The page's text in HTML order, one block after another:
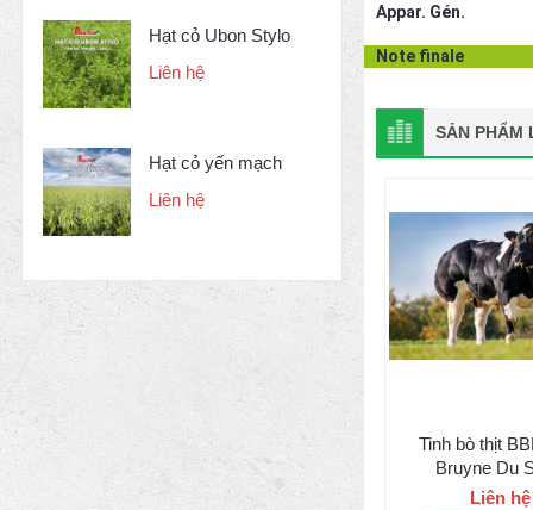
Hạt cỏ Ubon Stylo
Liên hệ
Hạt cỏ yến mạch
Liên hệ
Appar. Gén.
Note finale
SẢN PHẨM
Tinh bò thịt
Bruyne Du
Liên hệ